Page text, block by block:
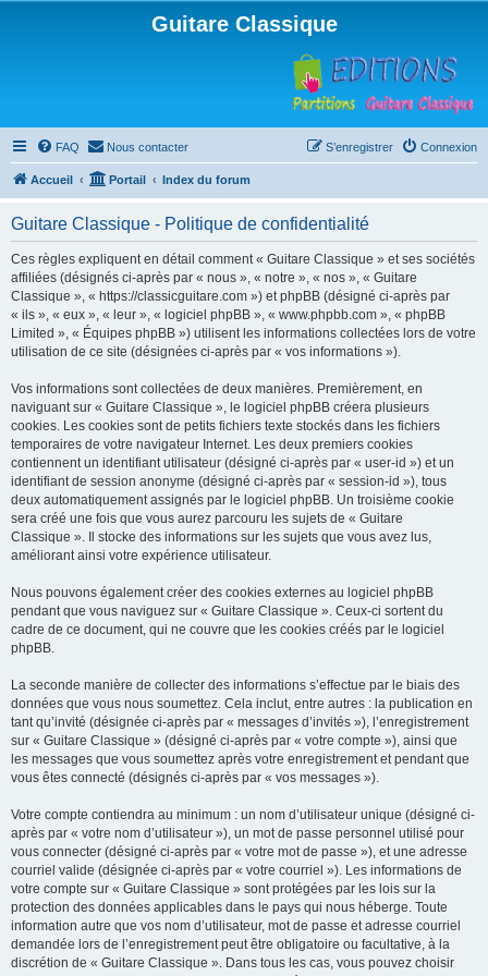
Guitare Classique
FAQ Nous contacter Connexion
S’enregistrer
Accueil Portail Index du forum
Guitare Classique - Politique de confidentialité
Ces règles expliquent en détail comment « Guitare Classique » et ses sociétés
affiliées (désignés ci-après par « nous », « notre », « nos », « Guitare
Classique », « https://classicguitare.com ») et phpBB (désigné ci-après par
« ils », « eux », « leur », « logiciel phpBB », « www.phpbb.com », « phpBB
Limited », « Équipes phpBB ») utilisent les informations collectées lors de votre
utilisation de ce site (désignées ci-après par « vos informations »).
Vos informations sont collectées de deux manières. Premièrement, en
naviguant sur « Guitare Classique », le logiciel phpBB créera plusieurs
cookies. Les cookies sont de petits fichiers texte stockés dans les fichiers
temporaires de votre navigateur Internet. Les deux premiers cookies
contiennent un identifiant utilisateur (désigné ci-après par « user-id ») et un
identifiant de session anonyme (désigné ci-après par « session-id »), tous
deux automatiquement assignés par le logiciel phpBB. Un troisième cookie
sera créé une fois que vous aurez parcouru les sujets de « Guitare
Classique ». Il stocke des informations sur les sujets que vous avez lus,
améliorant ainsi votre expérience utilisateur.
Nous pouvons également créer des cookies externes au logiciel phpBB
pendant que vous naviguez sur « Guitare Classique ». Ceux-ci sortent du
cadre de ce document, qui ne couvre que les cookies créés par le logiciel
phpBB.
La seconde manière de collecter des informations s’effectue par le biais des
données que vous nous soumettez. Cela inclut, entre autres : la publication en
tant qu’invité (désignée ci-après par « messages d’invités »), l’enregistrement
sur « Guitare Classique » (désigné ci-après par « votre compte »), ainsi que
les messages que vous soumettez après votre enregistrement et pendant que
vous êtes connecté (désignés ci-après par « vos messages »).
Votre compte contiendra au minimum : un nom d’utilisateur unique (désigné ci-
après par « votre nom d’utilisateur »), un mot de passe personnel utilisé pour
vous connecter (désigné ci-après par « votre mot de passe »), et une adresse
courriel valide (désignée ci-après par « votre courriel »). Les informations de
votre compte sur « Guitare Classique » sont protégées par les lois sur la
protection des données applicables dans le pays qui nous héberge. Toute
information autre que vos nom d’utilisateur, mot de passe et adresse courriel
demandée lors de l’enregistrement peut être obligatoire ou facultative, à la
discrétion de « Guitare Classique ». Dans tous les cas, vous pouvez choisir